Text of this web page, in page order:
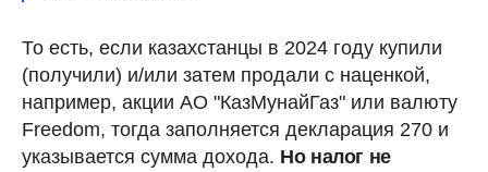
То есть, если казахстанцы в 2024 году купили
(получили) и/или затем продали с наценкой,
например, акции АО "КазМунайГаз" или валюту
Freedom, тогда заполняется декларация 270 и
указывается сумма дохода. Но налог не